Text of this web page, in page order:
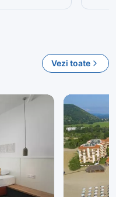
Vezi toate